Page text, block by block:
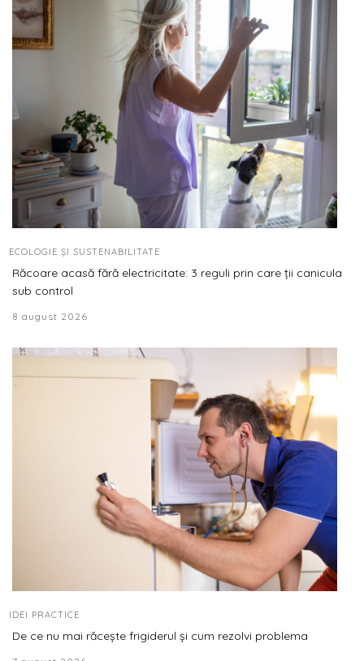
ECOLOGIE ȘI SUSTENABILITATE
Răcoare acasă fără electricitate: 3 reguli prin care ții canicula
sub control
8 august 2026
IDEI PRACTICE
De ce nu mai răcește frigiderul și cum rezolvi problema